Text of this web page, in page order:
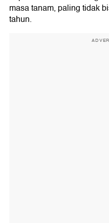
masa tanam, paling tidak
tahun.